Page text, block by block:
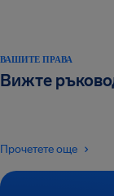
ВАШИТЕ ПРАВА
Вижте
Прочетете още